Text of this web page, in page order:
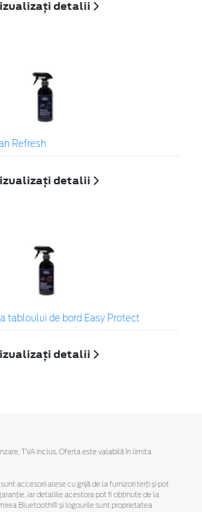
detalii
Refresh
detalii
tabloului de bord Easy Protect
detalii
TVA inclus. Oferta este valabilă în limita
accesorii alese cu grijă de la furnizori terți și pot
iar detaliile acestora pot fi obținute de la
Bluetooth® și logourile sunt proprietatea